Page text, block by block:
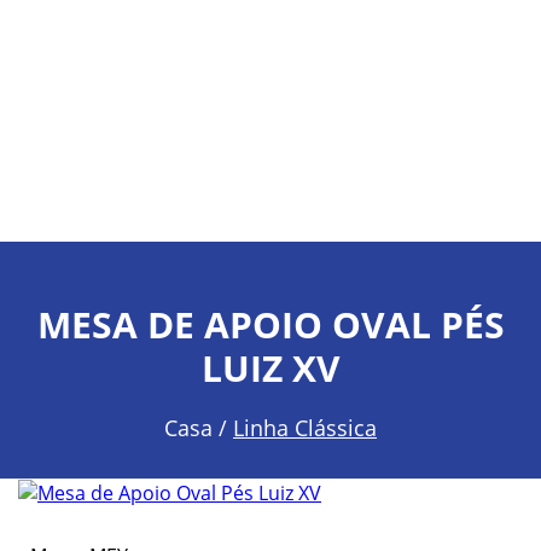
MESA DE APOIO OVAL PÉS
LUIZ XV
Casa / Linha Clássica